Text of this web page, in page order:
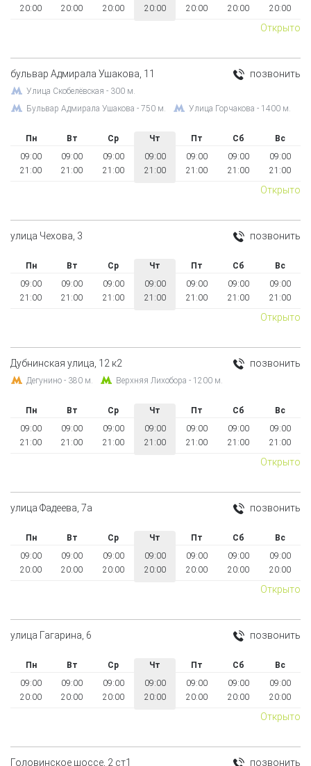
20:00
20:00
20:00
20:00
20:00
20:00
20:00
Открыто
позвонить
бульвар Адмирала Ушакова, 11
Улица Скобелёвская - 300 м.
Бульвар Адмирала Ушакова - 750 м.
Улица Горчакова - 1400 м.
Пн Вт Ср Чт Пт Сб
Вс
09:00
21:00
09:00
21:00
09:00
21:00
09:00
21:00
09:00
21:00
09:00
21:00
09:00
21:00
Открыто
позвонить
улица Чехова, 3
Пн Вт Ср Чт Пт Сб
Вс
09:00
21:00
09:00
21:00
09:00
21:00
09:00
21:00
09:00
21:00
09:00
21:00
09:00
21:00
Открыто
позвонить
Дубнинская улица, 12 к2
Дегунино - 380 м. Верхняя Лихобора - 1200 м.
Пн Вт Ср Чт Пт Сб
Вс
09:00
21:00
09:00
21:00
09:00
21:00
09:00
21:00
09:00
21:00
09:00
21:00
09:00
21:00
Открыто
позвонить
улица Фадеева, 7а
Пн Вт Ср Чт Пт Сб
Вс
09:00
20:00
09:00
20:00
09:00
20:00
09:00
20:00
09:00
20:00
09:00
20:00
09:00
20:00
Открыто
позвонить
улица Гагарина, 6
Пн Вт Ср Чт Пт Сб
Вс
09:00
20:00
09:00
20:00
09:00
20:00
09:00
20:00
09:00
20:00
09:00
20:00
09:00
20:00
Открыто
позвонить
Головинское шоссе, 2 ст1